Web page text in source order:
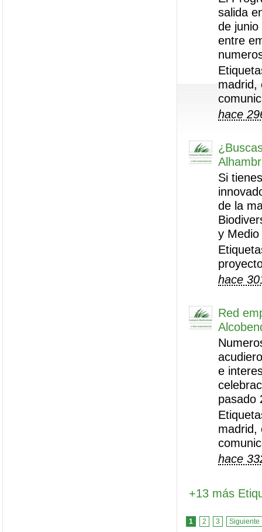
salida
de
entre
madrid,
hace
Si
de la
y
hace
Red
e
pasado
madrid,
hace
+13 más
1 2 3 Siguiente